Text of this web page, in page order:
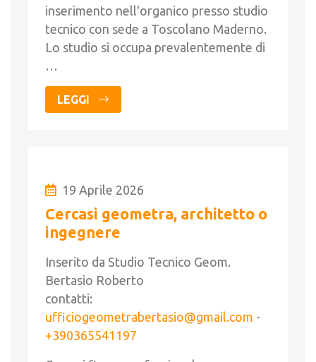
inserimento nell'organico presso studio
tecnico con sede a Toscolano Maderno.
Lo studio si occupa prevalentemente di
…
LEGGI
19 Aprile 2026
Cercasi geometra, architetto o
ingegnere
Inserito da Studio Tecnico Geom.
Bertasio Roberto
contatti:
ufficiogeometrabertasio@gmail.com -
+390365541197